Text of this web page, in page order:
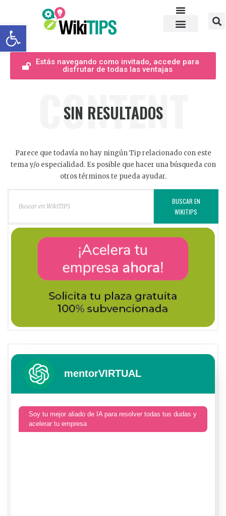
Abrir barra de herramientas
Estás navegando como invitado, accede para
disfrutar de todas las ventajas
CONTENT
SIN RESULTADOS
Parece que todavía no hay ningún Tip relacionado con este
tema y/o especialidad. Es posible que hacer una búsqueda con
otros términos te pueda ayudar.
BUSCAR EN
WIKITIPS
mentorVIRTUAL
Soy tu mejor aliado de IA para resolver todas tus dudas y
acelerar tu empresa